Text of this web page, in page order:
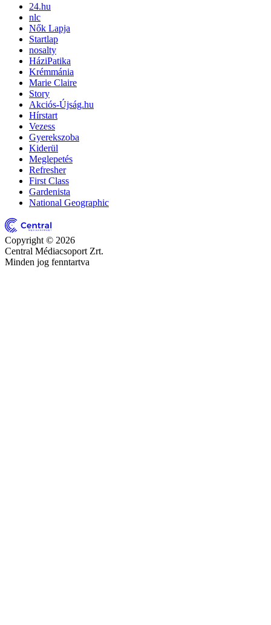
24.hu
nlc
Nők Lapja
Startlap
nosalty
HáziPatika
Krémmánia
Marie Claire
Story
Akciós-Újság.hu
Hírstart
Vezess
Gyerekszoba
Kiderül
Meglepetés
Refresher
First Class
Gardenista
National Geographic
Copyright © 2026
Central Médiacsoport Zrt.
Minden jog fenntartva